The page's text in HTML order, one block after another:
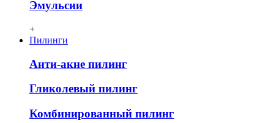
Эмульсии
+
Пилинги
Анти-акне пилинг
Гликолевый пилинг
Комбинированный пилинг